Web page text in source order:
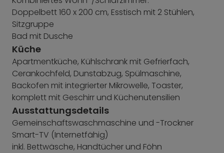
Doppelbett 160 x 200 cm, Esstisch mit 2 Stühlen,
Sitzgruppe
Bad mit Dusche
Küche
Apartmentküche, Kühlschrank mit Gefrierfach,
Cerankochfeld, Dunstabzug, Spülmaschine,
Backofen mit integrierter Mikrowelle, Toaster,
komplett mit Geschirr und Küchenutensilien
Ausstattungsdetails
Gemeinschaftswaschmaschine und -Trockner
Smart-TV (Internetfähig)
inkl. Bettwäsche, Handtücher und Föhn